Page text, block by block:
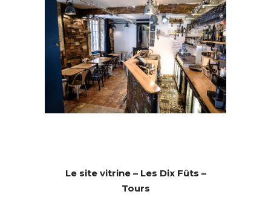
Le site vitrine – Les Dix Fûts –
Tours